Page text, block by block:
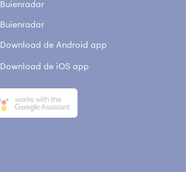
Buienradar
Buienradar
Download de Android app
Download de iOS app